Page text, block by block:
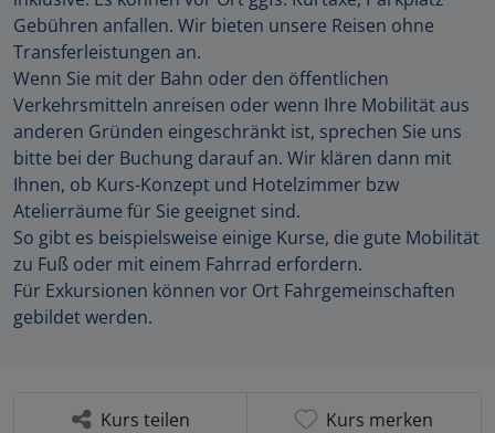
Gebühren anfallen. Wir bieten unsere Reisen ohne
Transferleistungen an.
Wenn Sie mit der Bahn oder den öffentlichen
Verkehrsmitteln anreisen oder wenn Ihre Mobilität aus
anderen Gründen eingeschränkt ist, sprechen Sie uns
bitte bei der Buchung darauf an. Wir klären dann mit
Ihnen, ob Kurs-Konzept und Hotelzimmer bzw
Atelierräume für Sie geeignet sind.
So gibt es beispielsweise einige Kurse, die gute Mobilität
zu Fuß oder mit einem Fahrrad erfordern.
Für Exkursionen können vor Ort Fahrgemeinschaften
gebildet werden.
Kurs teilen Kurs merken